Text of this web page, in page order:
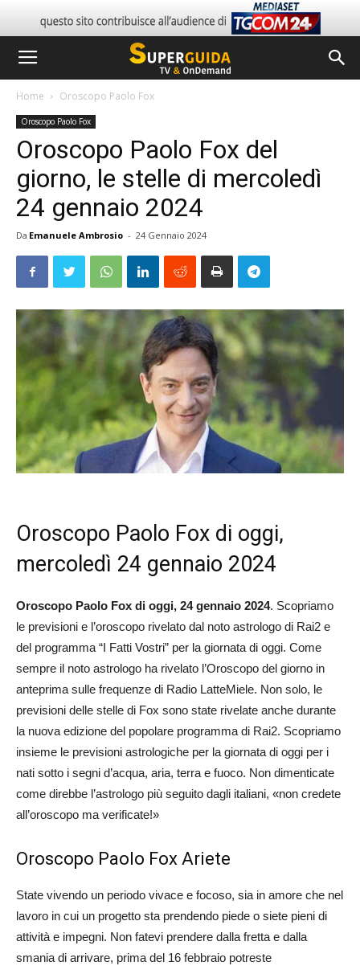
Home Oroscopo Paolo Fox
Oroscopo Paolo Fox
Oroscopo Paolo Fox del
giorno, le stelle di mercoledì
24 gennaio 2024
Da Emanuele Ambrosio - 24 Gennaio 2024
Oroscopo Paolo Fox di oggi,
mercoledì 24 gennaio 2024
Oroscopo Paolo Fox di oggi, 24 gennaio 2024. Scopriamo
le previsioni e l’oroscopo rivelato dal noto astrologo di Rai2 e
del programma “I Fatti Vostri” per la giornata di oggi. Come
sempre il noto astrologo ha rivelato l’Oroscopo del giorno in
anteprima sulle frequenze di Radio LatteMiele. Non solo, le
previsioni delle stelle di Fox sono state rivelate anche durante
la nuova edizione del popolare programma di Rai2. Scopriamo
insieme le previsioni astrologiche per la giornata di oggi per i
nati sotto i segni d’acqua, aria, terra e fuoco. Non dimenticate
come direbbe l’astrologo più seguito dagli italiani, «non credete
all’oroscopo ma verificate!»
Oroscopo Paolo Fox Ariete
State vivendo un periodo vivace e focoso, sia in amore che nel
lavoro in cui un progetto sta prendendo piede o siete pieni di
attività e impegni. Non fatevi prendere dalla fretta e dalla
smania di arrivare, prima del 16 febbraio potreste